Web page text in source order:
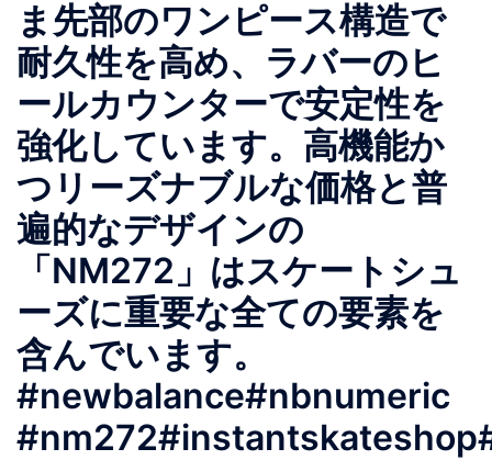
ま先部のワンピース構造で
耐久性を高め、ラバーのヒ
ールカウンターで安定性を
強化しています。高機能か
つリーズナブルな価格と普
遍的なデザインの
「NM272」はスケートシュ
ーズに重要な全ての要素を
含んでいます。
#newbalance#nbnumeric